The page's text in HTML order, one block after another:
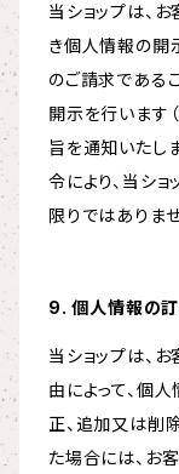
当ショップは、
き個人情報の開
のご請求である
開示を行います
旨を通知いたし
令により、当シ
限りではありませ
9. 個人情報の
当ショップは、
由によって、個
正、追加又は削
た場合には、お